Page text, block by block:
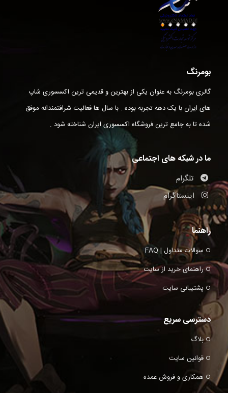
بومرنگ
گالری بومرنگ به عنوان یکی از بهترین و قدیمی ترین اکسسوری شاپ
های ایران با یک دهه تجربه بوده . با سال ها فعالیت شرافتمندانه موفق
شده تا به جامع ترین فروشگاه اکسسوری ایران شناخته شود .
ما در شبکه های اجتماعی
تلگرام
اینستاگرام
راهنما
سوالات متداول | FAQ
راهنمای خرید از سایت
پشتیبانی سایت
دسترسی سریع
بلاگ
قوانین سایت
همکاری و فروش عمده